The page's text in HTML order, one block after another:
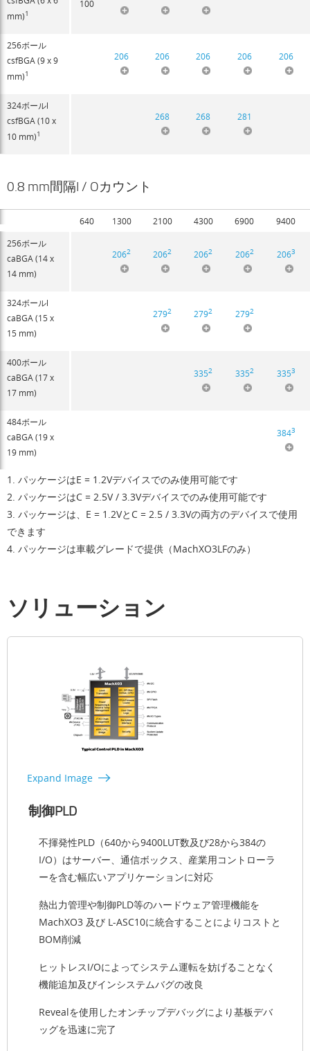
mm)1
100
256ボール
csfBGA (9 x 9
mm)1
206 206 206 206 206
324ボールl
csfBGA (10 x
10 mm)1
268 268 281
0.8 mm間隔I / Oカウント
640 1300 2100 4300 6900
9400
256ボール
caBGA (14 x
14 mm)
2062 2062 2062 2062 2063
324ボールl
caBGA (15 x
15 mm)
2792 2792 2792
400ボール
caBGA (17 x
17 mm)
3352 3352 3353
484ボール
caBGA (19 x
19 mm)
3843
1. パッケージはE = 1.2Vデバイスでのみ使用可能です
2. パッケージはC = 2.5V / 3.3Vデバイスでのみ使用可能です
3. パッケージは、E = 1.2VとC = 2.5 / 3.3Vの両方のデバイスで使用
できます
4. パッケージは車載グレードで提供（MachXO3LFのみ）
ソリューション
Expand Image
制御PLD
不揮発性PLD（640から9400LUT数及び28から384の
I/O）はサーバー、通信ボックス、産業用コントローラ
ーを含む幅広いアプリケーションに対応
熱出力管理や制御PLD等のハードウェア管理機能を
MachXO3 及び L-ASC10に統合することによりコストと
BOM削減
ヒットレスI/Oによってシステム運転を妨げることなく
機能追加及びインシステムバグの改良
Revealを使用したオンチップデバッグにより基板デバ
ッグを迅速に完了